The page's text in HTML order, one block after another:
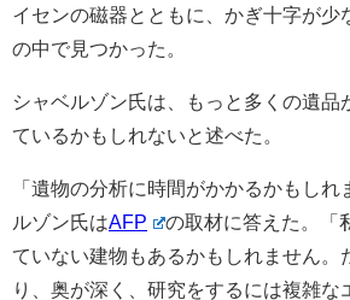
イセンの磁器とともに、かぎ十字が少
の中で見つかった。
シャベルゾン氏は、もっと多くの遺品
ているかもしれないと述べた。
「遺物の分析に時間がかかるかもしれ
ルゾン氏はAFP
の取材に答えた。「
ていない建物もあるかもしれません。
り、奥が深く、研究をするには複雑な